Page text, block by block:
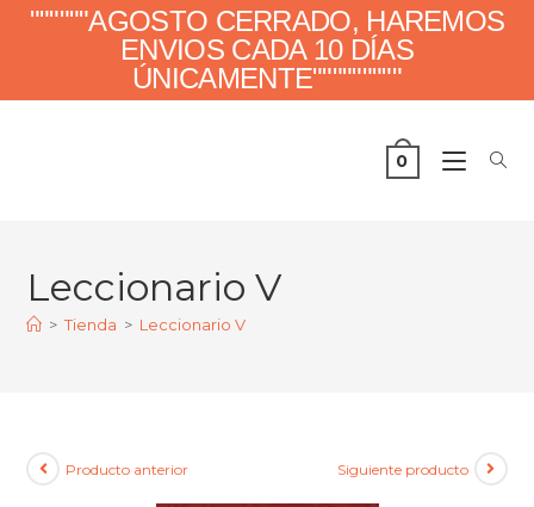
""""""AGOSTO CERRADO, HAREMOS
ENVIOS CADA 10 DÍAS
ÚNICAMENTE"""""""""
0
Leccionario V
> Tienda > Leccionario V
Producto anterior Siguiente producto